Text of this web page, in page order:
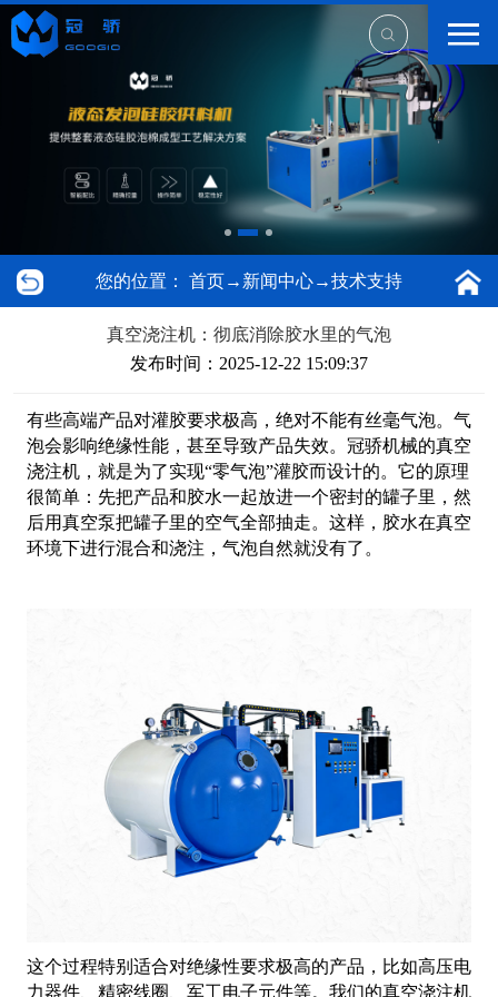
您的位置： 首页→ 新闻中心→技术支持
真空浇注机：彻底消除胶水里的气泡
发布时间：2025-12-22 15:09:37
有些高端产品对灌胶要求极高，绝对不能有丝毫气泡。气
泡会影响绝缘性能，甚至导致产品失效。冠骄机械的真空
浇注机，就是为了实现“零气泡”灌胶而设计的。它的原理
很简单：先把产品和胶水一起放进一个密封的罐子里，然
后用真空泵把罐子里的空气全部抽走。这样，胶水在真空
环境下进行混合和浇注，气泡自然就没有了。
这个过程特别适合对绝缘性要求极高的产品，比如高压电
力器件、精密线圈、军工电子元件等。我们的真空浇注机